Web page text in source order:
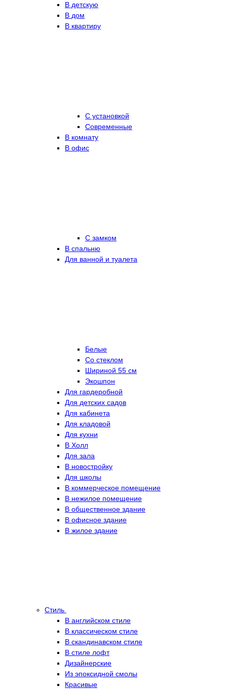
В детскую
В дом
В квартиру
С установкой
Современные
В комнату
В офис
С замком
В спальню
Для ванной и туалета
Белые
Со стеклом
Шириной 55 см
Экошпон
Для гардеробной
Для детских садов
Для кабинета
Для кладовой
Для кухни
В Холл
Для зала
В новостройку
Для школы
В коммерческое помещение
В нежилое помещение
В общественное здание
В офисное здание
В жилое здание
Стиль
В английском стиле
В классическом стиле
В скандинавском стиле
В стиле лофт
Дизайнерские
Из эпоксидной смолы
Красивые